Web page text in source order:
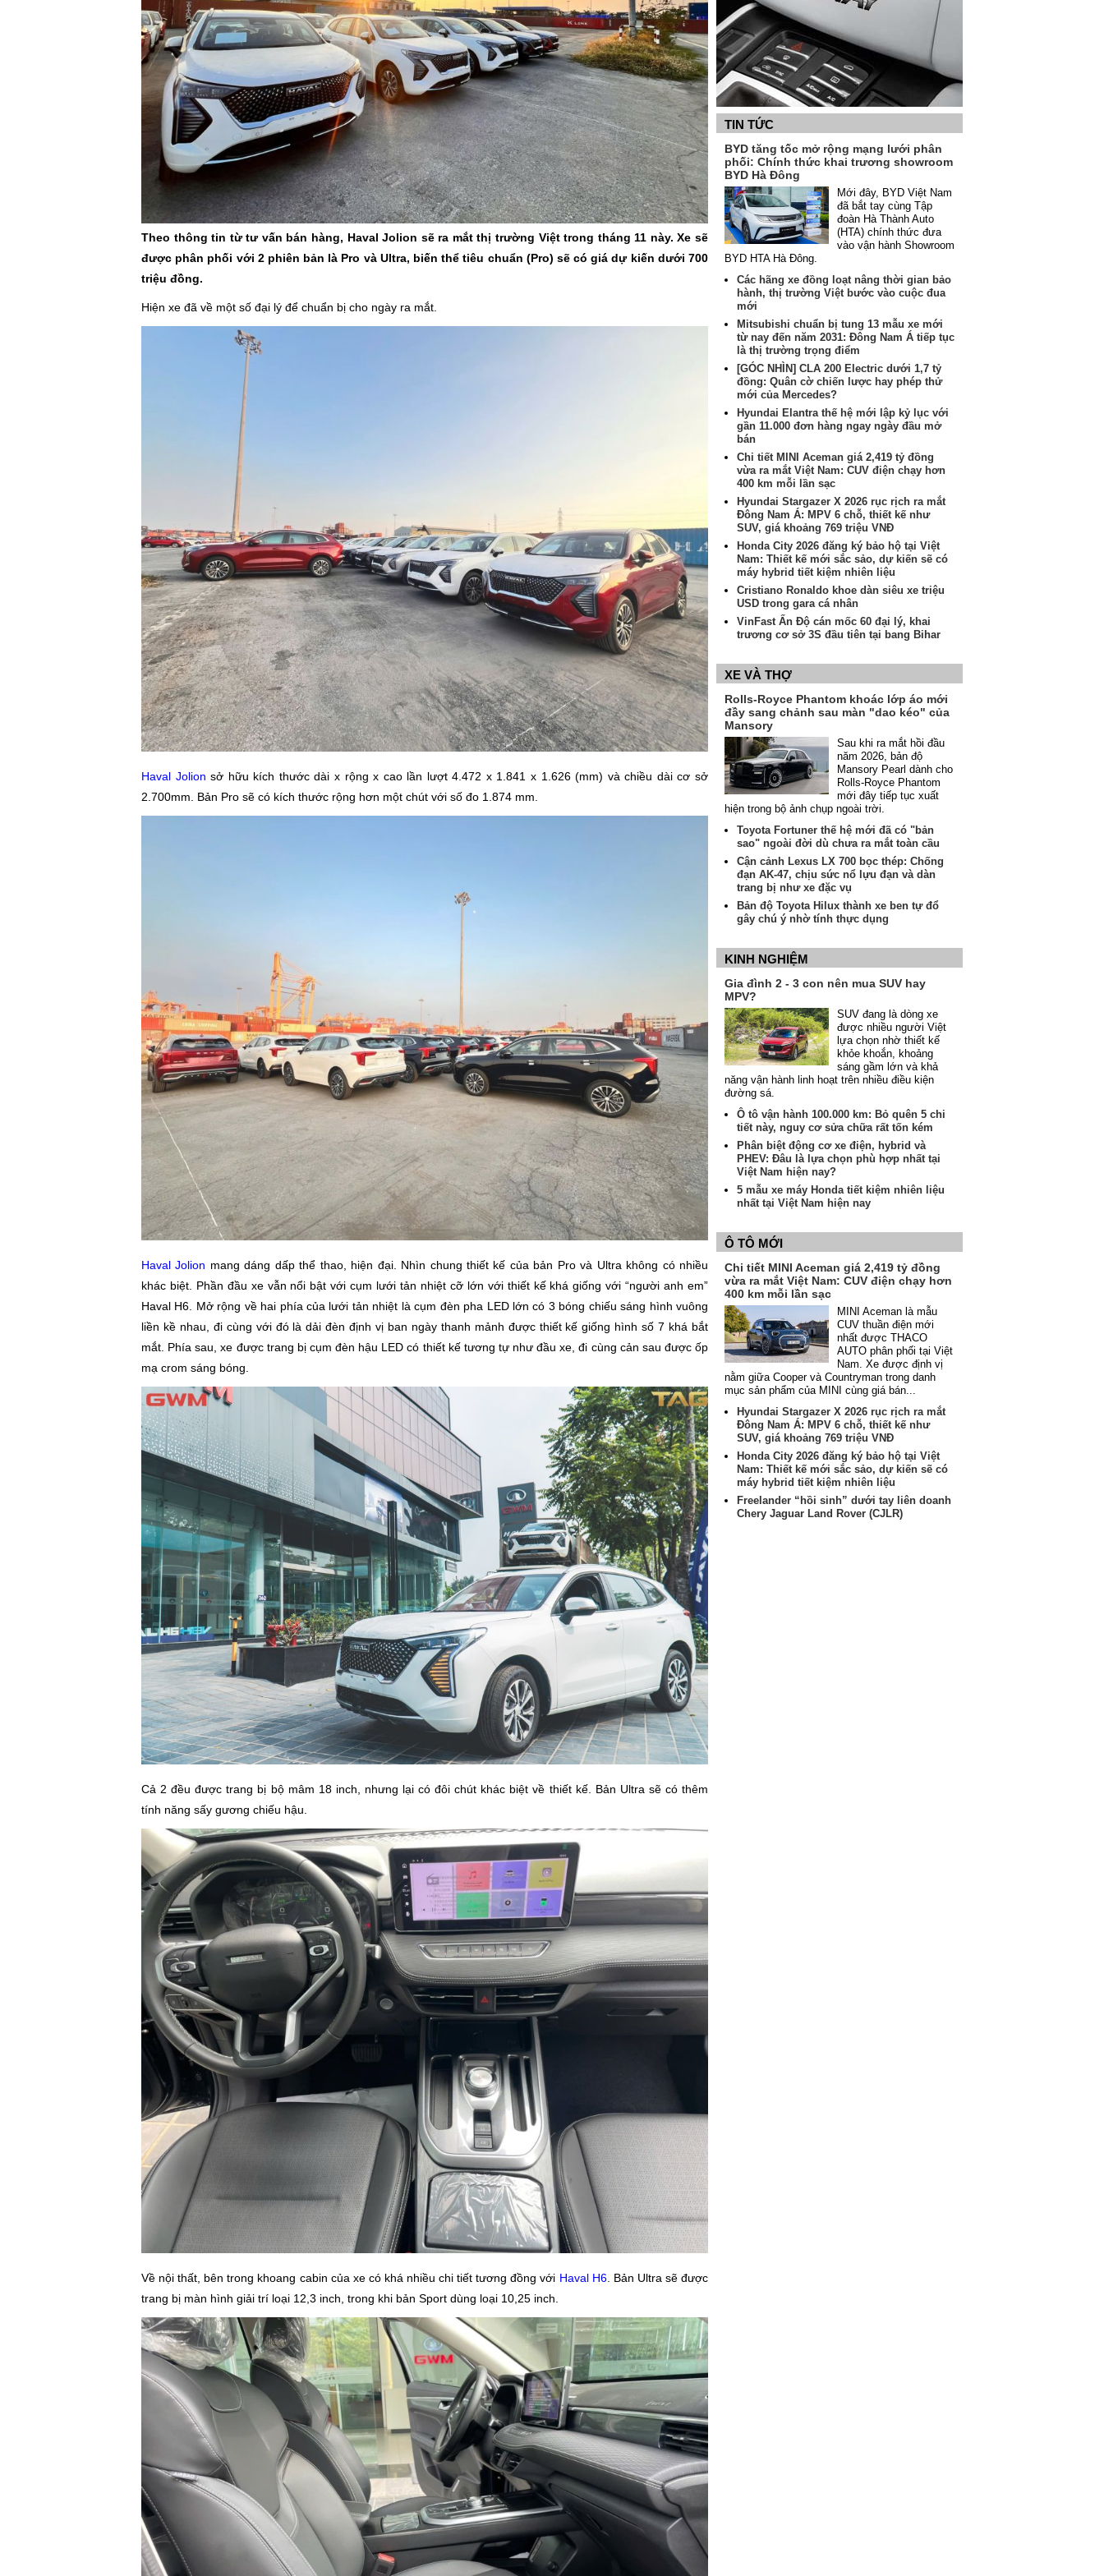
Theo thông tin từ tư vấn bán hàng, Haval Jolion sẽ ra mắt thị trường Việt trong tháng 11 này. Xe sẽ
được phân phối với 2 phiên bản là Pro và Ultra, biến thể tiêu chuẩn (Pro) sẽ có giá dự kiến dưới 700
triệu đồng.
Hiện xe đã về một số đại lý để chuẩn bị cho ngày ra mắt.
Haval Jolion sở hữu kích thước dài x rộng x cao lần lượt 4.472 x 1.841 x 1.626 (mm) và chiều dài cơ sở
2.700mm. Bản Pro sẽ có kích thước rộng hơn một chút với số đo 1.874 mm.
Haval Jolion mang dáng dấp thể thao, hiện đại. Nhìn chung thiết kế của bản Pro và Ultra không có nhiều
khác biệt. Phần đầu xe vẫn nổi bật với cụm lưới tản nhiệt cỡ lớn với thiết kế khá giống với “người anh em”
Haval H6. Mở rộng về hai phía của lưới tản nhiệt là cụm đèn pha LED lớn có 3 bóng chiếu sáng hình vuông
liền kề nhau, đi cùng với đó là dải đèn định vị ban ngày thanh mảnh được thiết kế giống hình số 7 khá bắt
mắt. Phía sau, xe được trang bị cụm đèn hậu LED có thiết kế tương tự như đầu xe, đi cùng cản sau được ốp
mạ crom sáng bóng.
Cả 2 đều được trang bị bộ mâm 18 inch, nhưng lại có đôi chút khác biệt về thiết kế. Bản Ultra sẽ có thêm
tính năng sấy gương chiếu hậu.
Về nội thất, bên trong khoang cabin của xe có khá nhiều chi tiết tương đồng với Haval H6. Bản Ultra sẽ được
trang bị màn hình giải trí loại 12,3 inch, trong khi bản Sport dùng loại 10,25 inch.
TIN TỨC
BYD tăng tốc mở rộng mạng lưới phân
phối: Chính thức khai trương showroom
BYD Hà Đông
Mới đây, BYD Việt Nam
đã bắt tay cùng Tập
đoàn Hà Thành Auto
(HTA) chính thức đưa
vào vận hành Showroom
BYD HTA Hà Đông.
Các hãng xe đồng loạt nâng thời gian bảo
hành, thị trường Việt bước vào cuộc đua
mới
Mitsubishi chuẩn bị tung 13 mẫu xe mới
từ nay đến năm 2031: Đông Nam Á tiếp tục
là thị trường trọng điểm
[GÓC NHÌN] CLA 200 Electric dưới 1,7 tỷ
đồng: Quân cờ chiến lược hay phép thử
mới của Mercedes?
Hyundai Elantra thế hệ mới lập kỷ lục với
gần 11.000 đơn hàng ngay ngày đầu mở
bán
Chi tiết MINI Aceman giá 2,419 tỷ đồng
vừa ra mắt Việt Nam: CUV điện chạy hơn
400 km mỗi lần sạc
Hyundai Stargazer X 2026 rục rịch ra mắt
Đông Nam Á: MPV 6 chỗ, thiết kế như
SUV, giá khoảng 769 triệu VNĐ
Honda City 2026 đăng ký bảo hộ tại Việt
Nam: Thiết kế mới sắc sảo, dự kiến sẽ có
máy hybrid tiết kiệm nhiên liệu
Cristiano Ronaldo khoe dàn siêu xe triệu
USD trong gara cá nhân
VinFast Ấn Độ cán mốc 60 đại lý, khai
trương cơ sở 3S đầu tiên tại bang Bihar
XE VÀ THỢ
Rolls-Royce Phantom khoác lớp áo mới
đầy sang chảnh sau màn "dao kéo" của
Mansory
Sau khi ra mắt hồi đầu
năm 2026, bản độ
Mansory Pearl dành cho
Rolls-Royce Phantom
mới đây tiếp tục xuất
hiện trong bộ ảnh chụp ngoài trời.
Toyota Fortuner thế hệ mới đã có "bản
sao" ngoài đời dù chưa ra mắt toàn cầu
Cận cảnh Lexus LX 700 bọc thép: Chống
đạn AK-47, chịu sức nổ lựu đạn và dàn
trang bị như xe đặc vụ
Bản độ Toyota Hilux thành xe ben tự đổ
gây chú ý nhờ tính thực dụng
KINH NGHIỆM
Gia đình 2 - 3 con nên mua SUV hay
MPV?
SUV đang là dòng xe
được nhiều người Việt
lựa chọn nhờ thiết kế
khỏe khoắn, khoảng
sáng gầm lớn và khả
năng vận hành linh hoạt trên nhiều điều kiện
đường sá.
Ô tô vận hành 100.000 km: Bỏ quên 5 chi
tiết này, nguy cơ sửa chữa rất tốn kém
Phân biệt động cơ xe điện, hybrid và
PHEV: Đâu là lựa chọn phù hợp nhất tại
Việt Nam hiện nay?
5 mẫu xe máy Honda tiết kiệm nhiên liệu
nhất tại Việt Nam hiện nay
Ô TÔ MỚI
Chi tiết MINI Aceman giá 2,419 tỷ đồng
vừa ra mắt Việt Nam: CUV điện chạy hơn
400 km mỗi lần sạc
MINI Aceman là mẫu
CUV thuần điện mới
nhất được THACO
AUTO phân phối tại Việt
Nam. Xe được định vị
nằm giữa Cooper và Countryman trong danh
mục sản phẩm của MINI cùng giá bán...
Hyundai Stargazer X 2026 rục rịch ra mắt
Đông Nam Á: MPV 6 chỗ, thiết kế như
SUV, giá khoảng 769 triệu VNĐ
Honda City 2026 đăng ký bảo hộ tại Việt
Nam: Thiết kế mới sắc sảo, dự kiến sẽ có
máy hybrid tiết kiệm nhiên liệu
Freelander “hồi sinh” dưới tay liên doanh
Chery Jaguar Land Rover (CJLR)